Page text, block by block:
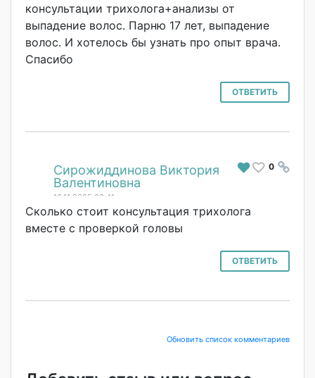
консультации трихолога+анализы от
выпадение волос. Парню 17 лет, выпадение
волос. И хотелось бы узнать про опыт врача.
Спасибо
ОТВЕТИТЬ
# 0
Сирожиддинова Виктория
Валентиновна
10.11.2025 06:41
Сколько стоит консультация трихолога
вместе с проверкой головы
ОТВЕТИТЬ
Обновить список комментариев